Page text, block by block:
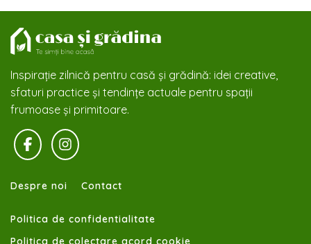
Inspirație zilnică pentru casă și grădină: idei creative,
sfaturi practice și tendințe actuale pentru spații
frumoase și primitoare.
Despre noi Contact
Politica de confidentialitate
Politica de colectare acord cookie